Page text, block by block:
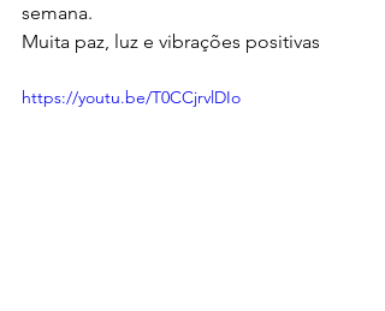
semana.
Muita paz, luz e vibrações positivas
https://youtu.be/T0CCjrvlDIo